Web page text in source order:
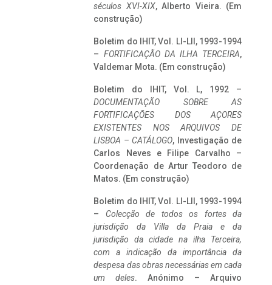
séculos XVI-XIX, Alberto Vieira. (Em
construção)
Boletim do IHIT, Vol. LI-LII, 1993-1994
– FORTIFICAÇÃO DA ILHA TERCEIRA,
Valdemar Mota. (Em construção)
Boletim do IHIT, Vol. L, 1992 –
DOCUMENTAÇÃO SOBRE AS
FORTIFICAÇÕES DOS AÇORES
EXISTENTES NOS ARQUIVOS DE
LISBOA – CATÁLOGO, Investigação de
Carlos Neves e Filipe Carvalho –
Coordenação de Artur Teodoro de
Matos. (Em construção)
Boletim do IHIT, Vol. LI-LII, 1993-1994
– Colecção de todos os fortes da
jurisdição da Villa da Praia e da
jurisdição da cidade na ilha Terceira,
com a indicação da importância da
despesa das obras necessárias em cada
um deles. Anónimo – Arquivo